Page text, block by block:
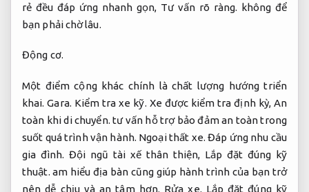
rẻ đều đáp ứng nhanh gọn, Tư vấn rõ ràng. không để
bạn phải chờ lâu.
Động cơ.
Một điểm cộng khác chính là chất lượng hướng triển
khai.Gara. Kiểm tra xe kỹ. Xe được kiểm tra định kỳ, An
toàn khi di chuyển. tư vấn hỗ trợ bảo đảm an toàn trong
suốt quá trình vận hành. Ngoại thất xe. Đáp ứng nhu cầu
gia đình. Đội ngũ tài xế thân thiện, Lắp đặt đúng kỹ
thuật. am hiểu địa bàn cũng giúp hành trình của bạn trở
nên dễ chịu và an tâm hơn. Rửa xe. Lắp đặt đúng kỹ